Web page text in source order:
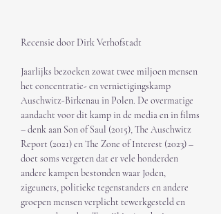
Recensie door Dirk Verhofstadt
Jaarlijks bezoeken zowat twee miljoen mensen
het concentratie- en vernietigingskamp
Auschwitz-Birkenau in Polen. De overmatige
aandacht voor dit kamp in de media en in films
– denk aan Son of Saul (2015), The Auschwitz
Report (2021) en The Zone of Interest (2023) –
doet soms vergeten dat er vele honderden
andere kampen bestonden waar Joden,
zigeuners, politieke tegenstanders en andere
groepen mensen verplicht tewerkgesteld en